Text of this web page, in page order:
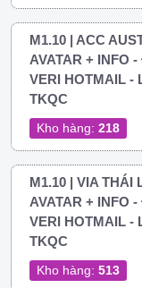
M1.10 | ACC
AVATAR + INFO
VERI HOTMAIL -
TKQC
Kho hàng: 218
M1.10 | VIA THÁI
AVATAR + INFO
VERI HOTMAIL -
TKQC
Kho hàng: 513